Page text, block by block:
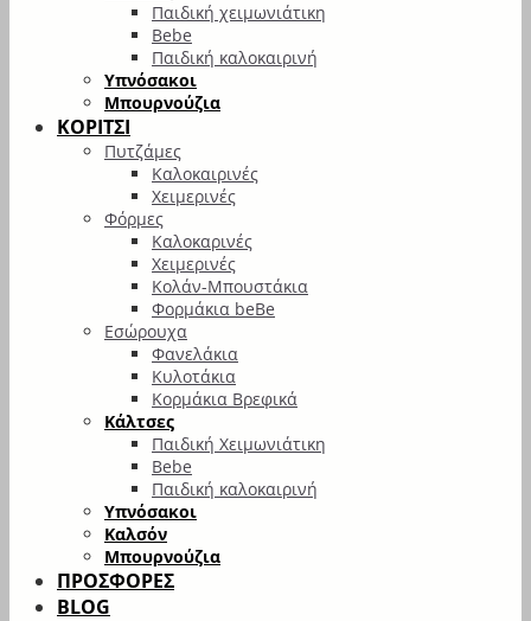
Παιδική χειμωνιάτικη
Bebe
Παιδική καλοκαιρινή
Υπνόσακοι
Μπουρνούζια
ΚΟΡΙΤΣΙ
Πυτζάμες
Καλοκαιρινές
Χειμερινές
Φόρμες
Καλοκαρινές
Χειμερινές
Κολάν-Μπουστάκια
Φορμάκια beBe
Εσώρουχα
Φανελάκια
Κυλοτάκια
Κορμάκια Βρεφικά
Κάλτσες
Παιδική Χειμωνιάτικη
Bebe
Παιδική καλοκαιρινή
Υπνόσακοι
Καλσόν
Μπουρνούζια
ΠΡΟΣΦΟΡΕΣ
BLOG